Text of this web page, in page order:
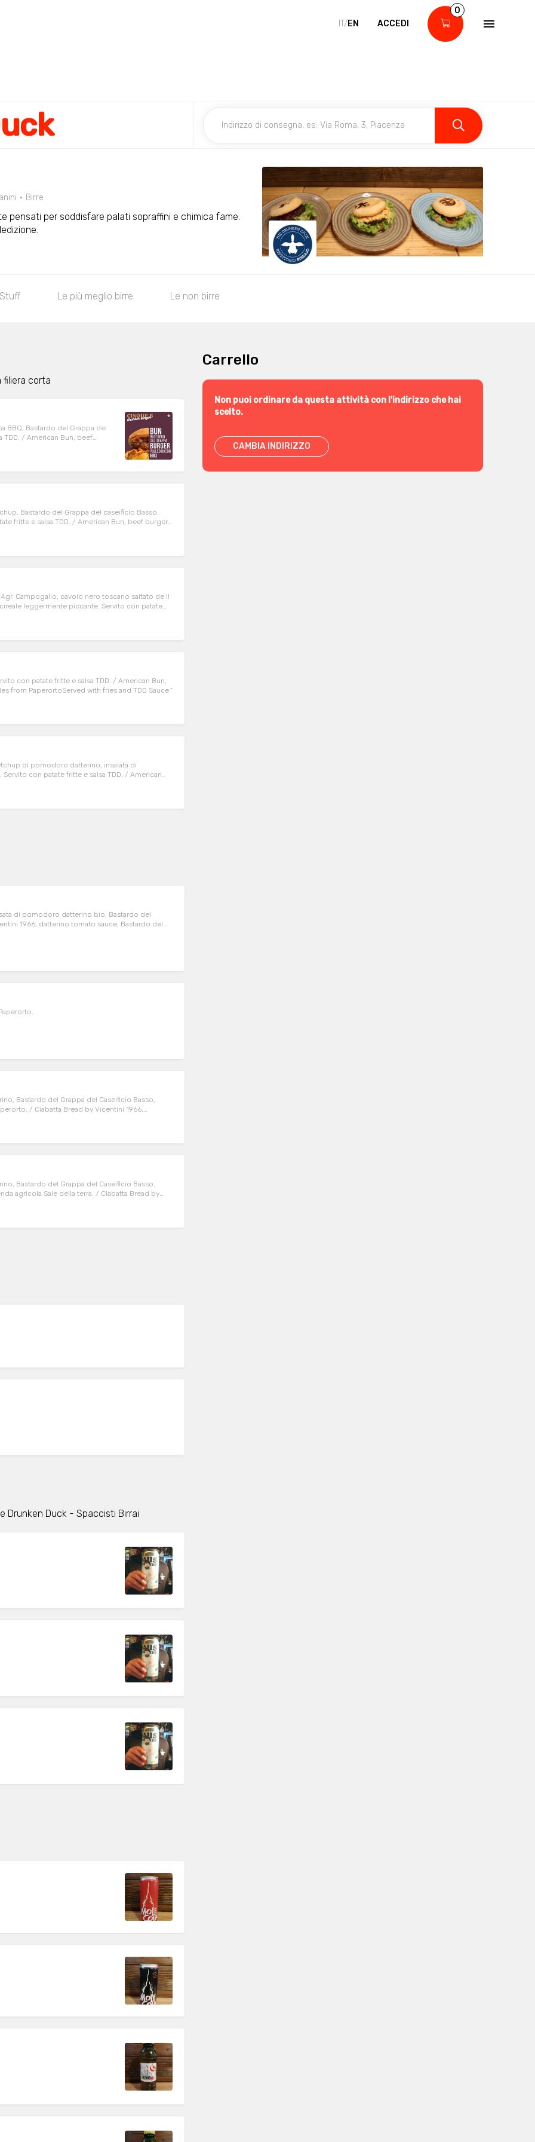
IT/EN ACCEDI
0
Birre
pensati per soddisfare palati sopraffini e chimica fame.
Le più meglio birre Le non birre
filiera corta
BBQ, Bastardo del Grappa del
TDD. / American Bun, beef
Bastardo del Grappa del caseificio Basso,
fritte e salsa TDD. / American Bun, beef burger
Campogallo, cavolo nero toscano saltato de Il
leggermente piccante. Servito con patate
Sauce.
con patate fritte e salsa TDD. / American Bun,
from PaperortoServed with fries and TDD Sauce."
di pomodoro datterino, insalata di
Servito con patate fritte e salsa TDD. / American
di pomodoro datterino bio, Bastardo del
1966, datterino tomato sauce, Bastardo del
del Caseificio Basso, origano.
Bastardo del Grappa del Caseificio Basso,
/ Ciabatta Bread by Vicentini 1966,
Bastardo del Grappa del Caseificio Basso,
agricola Sale della terra. / Ciabatta Bread by
Drunken Duck - Spaccisti Birrai
Carrello
Non puoi ordinare da questa attività con l'indirizzo che hai
scelto.
CAMBIA INDIRIZZO